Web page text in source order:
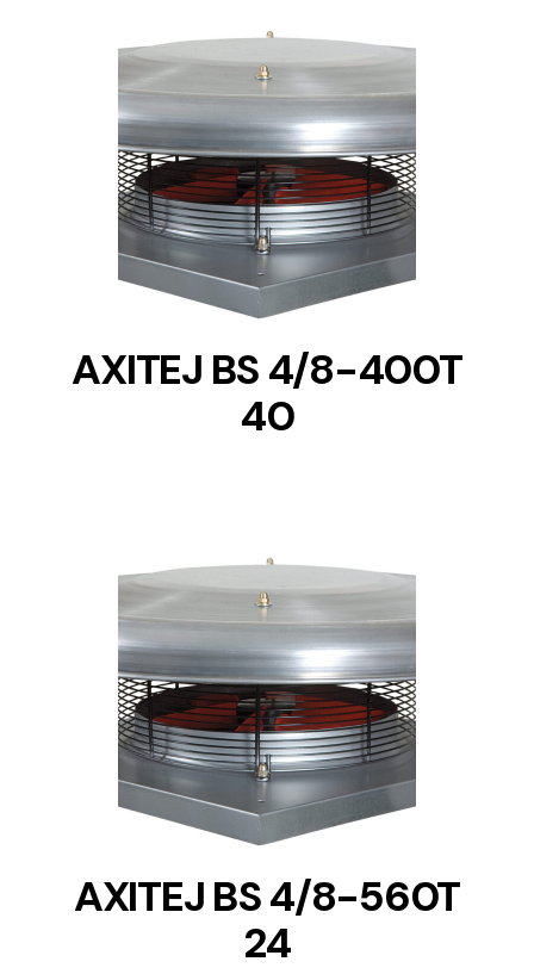
DETAILS
AXITEJ BS 4/8-400T
40
DETAILS
AXITEJ BS 4/8-560T
24